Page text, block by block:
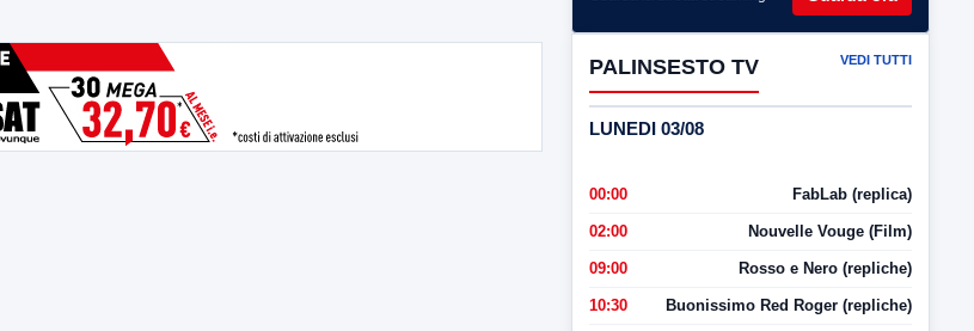
PALINSESTO TV VEDI TUTTI
LUNEDI 03/08
00:00 FabLab (replica)
02:00 Nouvelle Vouge (Film)
09:00 Rosso e Nero (repliche)
10:30 Buonissimo Red Roger (repliche)